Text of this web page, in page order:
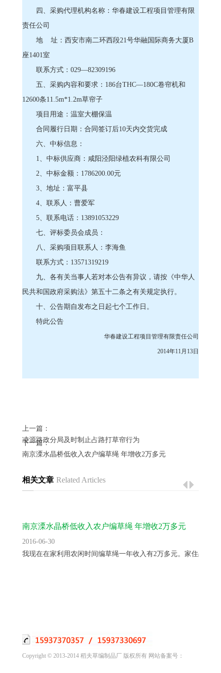
四、采购代理机构名称：华春建设工程项目管理有限
责任公司
地 址：西安市南二环西段21号华融国际商务大厦B
座1401室
联系方式：029―82309196
五、采购内容和要求：186台THC―180C卷帘机和
12600条11.5m*1.2m草帘子
项目用途：温室大棚保温
合同履行日期：合同签订后10天内交货完成
六、中标信息：
1、中标供应商：咸阳泾阳绿植农科有限公司
2、中标金额：1786200.00元
3、地址：富平县
4、联系人：曹爱军
5、联系电话：13891053229
七、评标委员会成员：
八、采购项目联系人：李海鱼
联系方式：13571319219
九、各有关当事人若对本公告有异议，请按《中华人
民共和国政府采购法》第五十二条之有关规定执行。
十、公告期自发布之日起七个工作日。
特此公告
华春建设工程项目管理有限责任公司
2014年11月13日
上一篇：
凌源路政分局及时制止占路打草帘行为
下一篇：
南京溧水晶桥低收入农户编草绳 年增收2万多元
相关文章 Related Articles
南京溧水晶桥低收入农户编草绳 年增收2万多元
2016-06-30
我现在在家利用农闲时间编草绳一年收入有2万多元。家住晶桥镇
Copyright © 2013-2014 稻夫草编制品厂 版权所有 网站备案号：